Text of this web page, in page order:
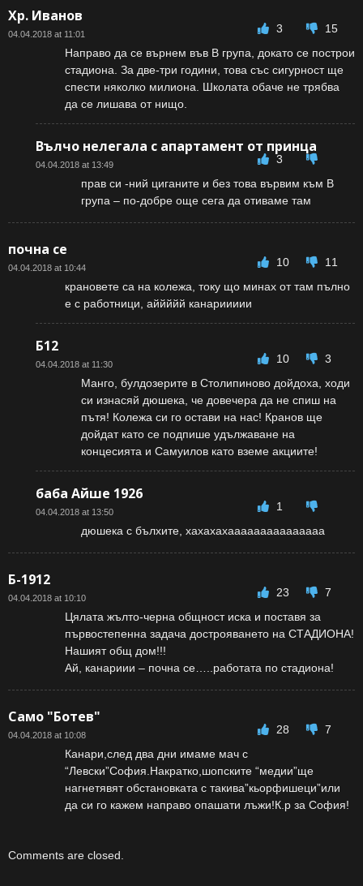
Хр. Иванов
04.04.2018 at 11:01 3
15
Направо да се върнем във В група, докато се построи
стадиона. За две-три години, това със сигурност ще
спести няколко милиона. Школата обаче не трябва
да се лишава от нищо.
Вълчо нелегала с апартамент от принца
04.04.2018 at 13:49
3
прав си -ний циганите и без това вървим към В
група – по-добре още сега да отиваме там
почна се
04.04.2018 at 10:44 10
11
крановете са на колежа, току що минах от там пълно
е с работници, аййййй канариииии
Б12
04.04.2018 at 11:30 10
3
Манго, булдозерите в Столипиново дойдоха, ходи
си изнасяй дюшека, че довечера да не спиш на
пътя! Колежа си го остави на нас! Кранов ще
дойдат като се подпише удължаване на
концесията и Самуилов като вземе акциите!
баба Айше 1926
04.04.2018 at 13:50
1
дюшека с бълхите, хахахахааааааааааааааа
Б-1912
04.04.2018 at 10:10 23
7
Цялата жълто-черна общност иска и поставя за
първостепенна задача дострояването на СТАДИОНА!
Нашият общ дом!!!
Ай, канариии – почна се…..работата по стадиона!
Само "Ботев"
04.04.2018 at 10:08 28
7
Канари,след два дни имаме мач с
“Левски”София.Накратко,шопските “медии”ще
нагнетявят обстановката с такива”кьорфишеци”или
да си го кажем направо опашати лъжи!К.р за София!
Comments are closed.